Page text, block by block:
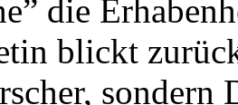
die
blickt
sondern